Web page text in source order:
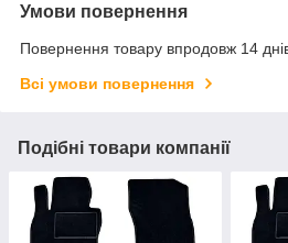
Умови повернення
Повернення товару впродовж 14
Всі умови повернення
Подібні товари компанії